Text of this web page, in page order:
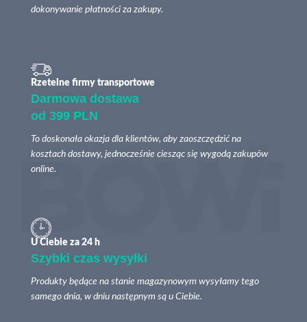
dokonywanie płatności za zakupy.
Rzetelne firmy transportowe
Darmowa dostawa
od 399 PLN
To doskonała okazja dla klientów, aby zaoszczędzić na
kosztach dostawy, jednocześnie ciesząc się wygodą zakupów
online.
U Ciebie za 24 h
Szybki czas wysyłki
Produkty będące na stanie magazynowym wysyłamy tego
samego dnia, w dniu następnym są u Ciebie.